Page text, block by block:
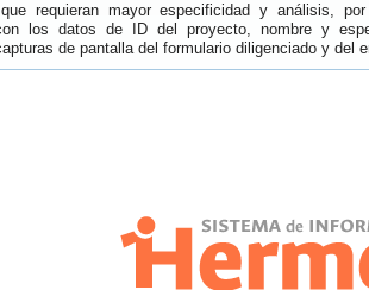
requieran mayor especificidad y análisis,
los datos de ID del proyecto, nombre y
de pantalla del formulario diligenciado y del